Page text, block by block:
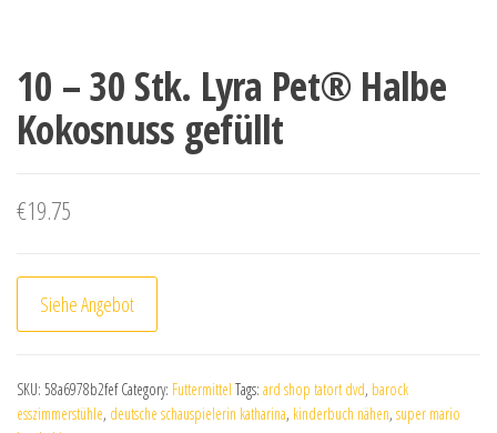
10 – 30 Stk. Lyra Pet® Halbe
Kokosnuss gefüllt
€19.75
Siehe Angebot
SKU: 58a6978b2fef Category: Futtermittel Tags: ard shop tatort dvd, barock
esszimmerstühle, deutsche schauspielerin katharina, kinderbuch nähen, super mario